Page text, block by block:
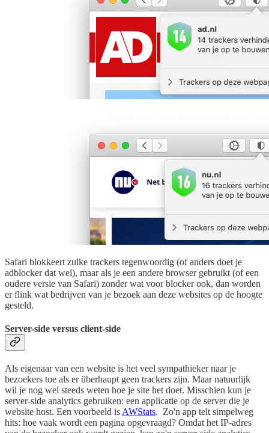
Safari blokkeert zulke trackers tegenwoordig (of anders doet je
adblocker dat wel), maar als je een andere browser gebruikt (of een
oudere versie van Safari) zonder wat voor blocker ook, dan worden
er flink wat bedrijven van je bezoek aan deze websites op de hoogte
gesteld.
Server-side versus client-side
Als eigenaar van een website is het veel sympathieker naar je
bezoekers toe als er überhaupt geen trackers zijn. Maar natuurlijk
wil je nog wel steeds weten hoe je site het doet. Misschien kun je
server-side analytics gebruiken: een applicatie op de server die je
website host. Een voorbeeld is AWStats. Zo'n app telt simpelweg
hits: hoe vaak wordt een pagina opgevraagd? Omdat het IP-adres